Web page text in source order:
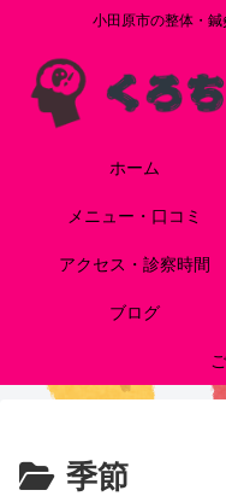
小田原市の整体・
ホーム
メニュー・口コミ
アクセス・診察時間
ブログ
季節